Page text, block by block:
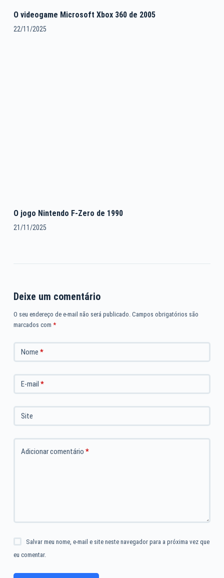
O videogame Microsoft Xbox 360 de 2005
22/11/2025
O jogo Nintendo F-Zero de 1990
21/11/2025
Deixe um comentário
O seu endereço de e-mail não será publicado. Campos obrigatórios são
marcados com *
Nome *
E-mail *
Site
Adicionar comentário *
Salvar meu nome, e-mail e site neste navegador para a próxima vez que
eu comentar.